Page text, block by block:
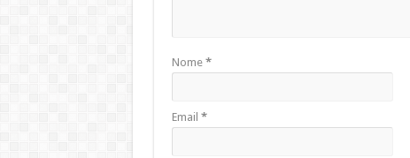
Nome *
Email *